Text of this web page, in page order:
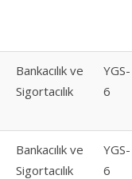
Bankacılık ve
Sigortacılık
YGS-
6
Bankacılık ve
Sigortacılık
YGS-
6